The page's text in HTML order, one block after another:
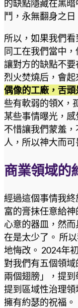
的缺點隱藏在黑
鬥，永無翻身之日
所以，如果我們
同工在我們當中
讓對方的缺點不
烈火焚燒后，會起
偶像的工廠，舌
些有軟弱的領X，
某些事情曝光，
不惜讓我們蒙羞
人，所以神大而可
商業領域的
經過這個事情我
富的膏抹任意給
心意的器皿，然
在是太少了。 所
地悔改。 2024年
對我們有五個領
兩個翅膀」，提
提到區域性治理
擁有約瑟的祝福。